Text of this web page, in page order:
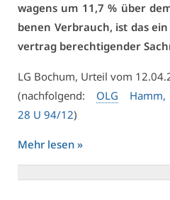
wa­gens um 11,7 % über
be­nen Ver­brauch, ist das
ver­trag be­rech­ti­gen­der
LG Bo­chum, Ur­teil vom
(nach­fol­gend: OLG Hamm,
28 U 94/12)
Mehr le­sen »